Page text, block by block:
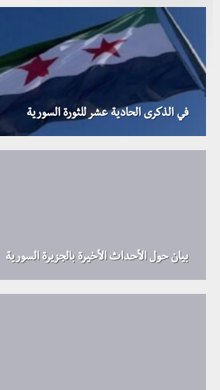
في الذكرى الحادية عشر للثورة السورية
بيان حول الأحداث الأخيرة بالجزيرة السورية